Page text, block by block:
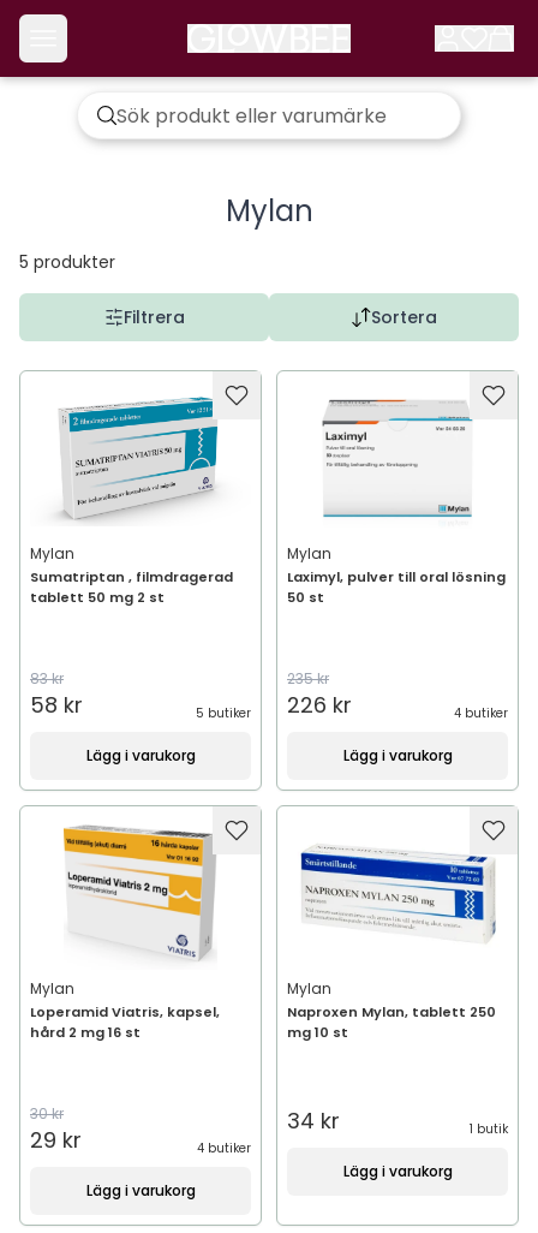
Mylan
5 produkter
Filtrera Sortera
Mylan
Sumatriptan , filmdragerad
tablett 50 mg 2 st
83 kr
58 kr 5 butiker
Lägg i varukorg
Mylan
Laximyl, pulver till oral lösning
50 st
235 kr
226 kr 4 butiker
Lägg i varukorg
Mylan
Loperamid Viatris, kapsel,
hård 2 mg 16 st
30 kr
29 kr 4 butiker
Lägg i varukorg
Mylan
Naproxen Mylan, tablett 250
mg 10 st
34 kr 1 butik
Lägg i varukorg